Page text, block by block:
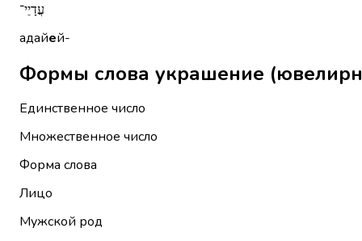
עֲדָיֵי־
адайей-
Единственное число
Множественное число
Форма слова
Лицо
Мужской род